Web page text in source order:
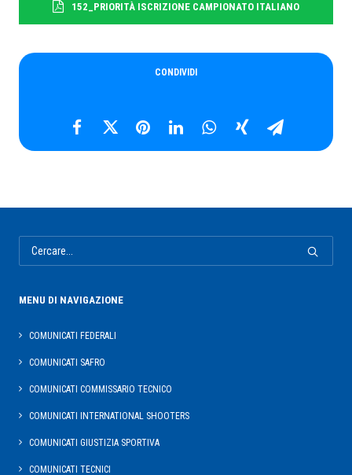
152_PRIORITÀ ISCRIZIONE CAMPIONATO ITALIANO
CONDIVIDI
MENU DI NAVIGAZIONE
COMUNICATI FEDERALI
COMUNICATI SAFRO
COMUNICATI COMMISSARIO TECNICO
COMUNICATI INTERNATIONAL SHOOTERS
COMUNICATI GIUSTIZIA SPORTIVA
COMUNICATI TECNICI